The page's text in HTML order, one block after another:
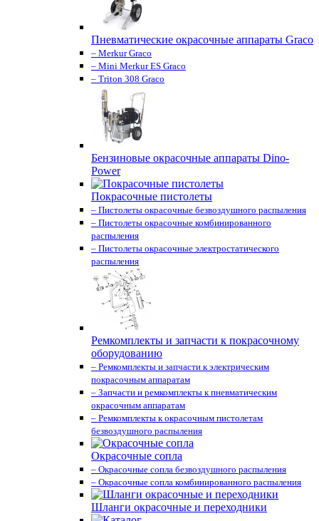
Пневматические окрасочные аппараты Graco
– Merkur Graco
– Mini Merkur ES Graco
– Triton 308 Graco
Бензиновые окрасочные аппараты Dino-
Power
Покрасочные пистолеты
– Пистолеты окрасочные безвоздушного распыления
– Пистолеты окрасочные комбинированного
распыления
– Пистолеты окрасочные электростатического
распыления
Ремкомплекты и запчасти к покрасочному
оборудованию
– Ремкомплекты и запчасти к электрическим
покрасочным аппаратам
– Запчасти и ремкомплекты к пневматическим
окрасочным аппаратам
– Ремкомплекты к окрасочным пистолетам
безвоздушного распыления
Окрасочные сопла
– Окрасочные сопла безвоздушного распыления
– Окрасочные сопла комбинированного распыления
Шланги окрасочные и переходники